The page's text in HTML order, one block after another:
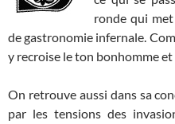
ronde qui
de gastronomie infernale.
y recroise le ton bonhomme
On retrouve aussi dans sa
par les tensions des